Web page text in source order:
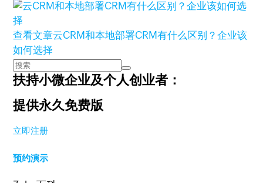
查看文章云CRM和本地部署CRM有什么区别？企业该
如何选择
扶持小微企业及个人创业者：
提供永久免费版
立即注册
预约演示